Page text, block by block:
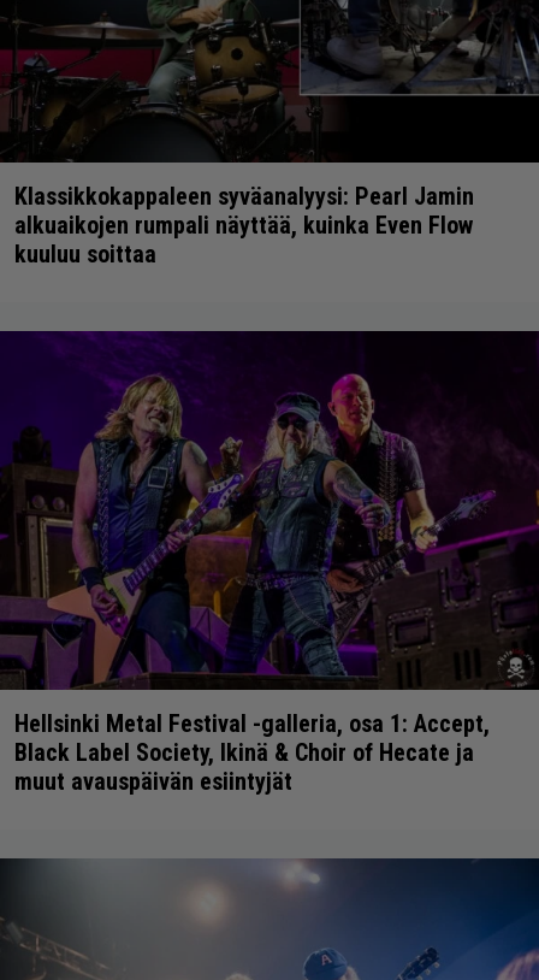
Klassikkokappaleen syväanalyysi: Pearl Jamin
alkuaikojen rumpali näyttää, kuinka Even Flow
kuuluu soittaa
Hellsinki Metal Festival -galleria, osa 1: Accept,
Black Label Society, Ikinä & Choir of Hecate ja
muut avauspäivän esiintyjät